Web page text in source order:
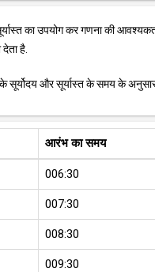
का उपयोग कर गणना की
है.
सूर्योदय और सूर्यास्त के समय के
आरंभ का समय
006:30
007:30
008:30
009:30